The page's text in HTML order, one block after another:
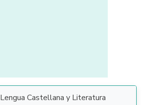
Lengua Castellana y Literatura